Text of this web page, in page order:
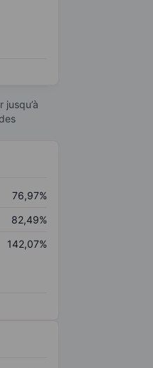
76,97%
82,49%
142,07%